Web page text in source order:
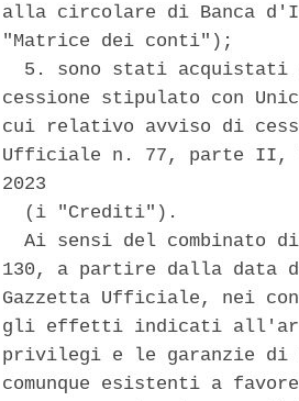
alla circolare di Banca
"Matrice dei conti");
5. sono stati acquistati
cessione stipulato con
cui relativo avviso di
Ufficiale n. 77, parte II,
2023
  (i "Crediti").
Ai sensi del combinato
130, a partire dalla data
Gazzetta Ufficiale, nei
gli effetti indicati
privilegi e le garanzie di
comunque esistenti a